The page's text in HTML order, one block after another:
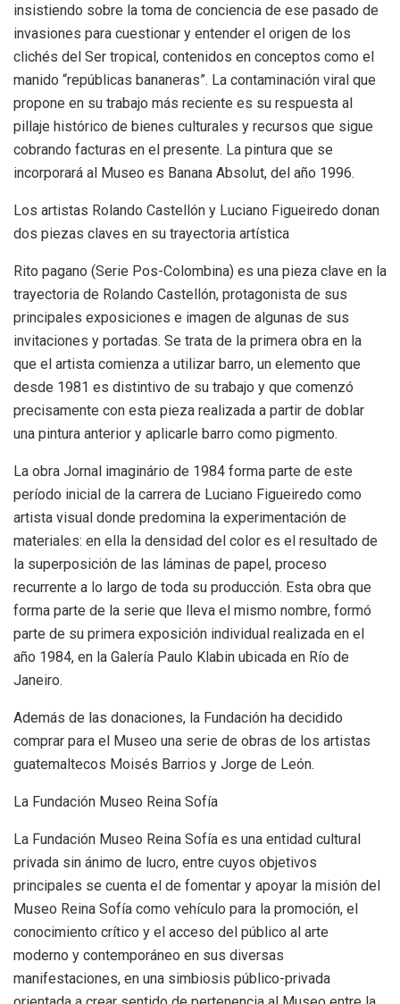
insistiendo sobre la toma de conciencia de ese pasado de
invasiones para cuestionar y entender el origen de los
clichés del Ser tropical, contenidos en conceptos como el
manido “repúblicas bananeras”. La contaminación viral que
propone en su trabajo más reciente es su respuesta al
pillaje histórico de bienes culturales y recursos que sigue
cobrando facturas en el presente. La pintura que se
incorporará al Museo es Banana Absolut, del año 1996.
Los artistas Rolando Castellón y Luciano Figueiredo donan
dos piezas claves en su trayectoria artística
Rito pagano (Serie Pos-Colombina) es una pieza clave en la
trayectoria de Rolando Castellón, protagonista de sus
principales exposiciones e imagen de algunas de sus
invitaciones y portadas. Se trata de la primera obra en la
que el artista comienza a utilizar barro, un elemento que
desde 1981 es distintivo de su trabajo y que comenzó
precisamente con esta pieza realizada a partir de doblar
una pintura anterior y aplicarle barro como pigmento.
La obra Jornal imaginário de 1984 forma parte de este
período inicial de la carrera de Luciano Figueiredo como
artista visual donde predomina la experimentación de
materiales: en ella la densidad del color es el resultado de
la superposición de las láminas de papel, proceso
recurrente a lo largo de toda su producción. Esta obra que
forma parte de la serie que lleva el mismo nombre, formó
parte de su primera exposición individual realizada en el
año 1984, en la Galería Paulo Klabin ubicada en Río de
Janeiro.
Además de las donaciones, la Fundación ha decidido
comprar para el Museo una serie de obras de los artistas
guatemaltecos Moisés Barrios y Jorge de León.
La Fundación Museo Reina Sofía
La Fundación Museo Reina Sofía es una entidad cultural
privada sin ánimo de lucro, entre cuyos objetivos
principales se cuenta el de fomentar y apoyar la misión del
Museo Reina Sofía como vehículo para la promoción, el
conocimiento crítico y el acceso del público al arte
moderno y contemporáneo en sus diversas
manifestaciones, en una simbiosis público-privada